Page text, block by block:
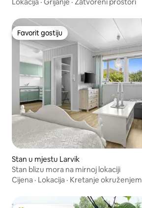
Favorit gostiju
Favorit gostiju
Stan u mjestu Larvik
Stan blizu mora na mirnoj lokaciji
Cijena · Lokacija · Kretanje okruženjem